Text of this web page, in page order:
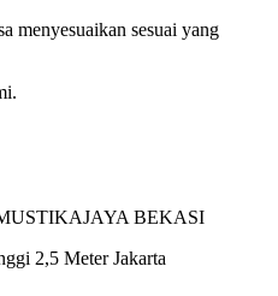
menyesuaikan sesuai yang
BEKASI